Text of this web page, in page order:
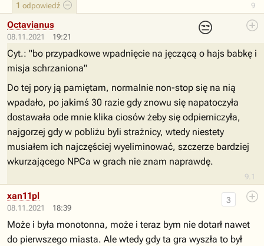
9
1 odpowiedź
08.11.2021 19:21
😒
9.1
Octavianus
Cyt.: "bo przypadkowe wpadnięcie na jęczącą o hajs babkę i
misja schrzaniona"
Do tej pory ją pamiętam, normalnie non-stop się na nią
wpadało, po jakimś 30 razie gdy znowu się napatoczyła
dostawała ode mnie klika ciosów żeby się odpierniczyła,
najgorzej gdy w pobliżu byli strażnicy, wtedy niestety
musiałem ich najczęściej wyeliminować, szczerze bardziej
wkurzającego NPCa w grach nie znam naprawdę.
08.11.2021 18:39
3
xan11pl
Może i była monotonna, może i teraz bym nie dotarł nawet
do pierwszego miasta. Ale wtedy gdy ta gra wyszła to był